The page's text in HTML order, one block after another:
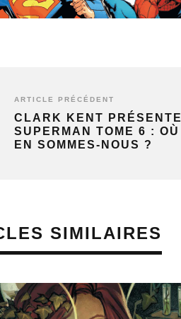
ARTICLE PRÉCÉDENT
CLARK KENT PRÉSENTE
SUPERMAN TOME 6 : OÙ
EN SOMMES-NOUS ?
SIMILAIRES